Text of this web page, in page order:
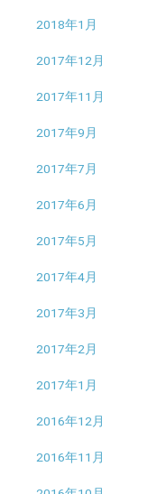
2018年1月
2017年12月
2017年11月
2017年9月
2017年7月
2017年6月
2017年5月
2017年4月
2017年3月
2017年2月
2017年1月
2016年12月
2016年11月